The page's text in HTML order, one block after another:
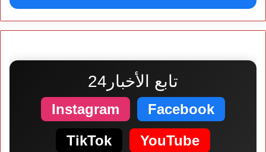
تابع الأخبار24
Facebook
Instagram
YouTube
TikTok